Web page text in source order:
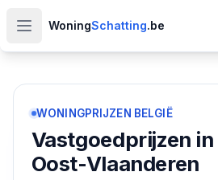
Open hoofdmenu
WoningSchatting.be
WONINGPRIJZEN BELGIË
Vastgoedprijzen in
Oost-Vlaanderen